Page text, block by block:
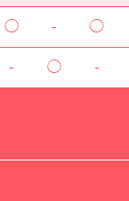
◯ - ◯
- ◯ -